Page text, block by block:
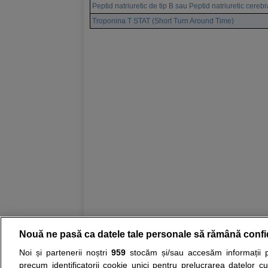
Peptid natriuretic de tip B sau Peptid natriuretic
Troponina T STAT (Short Turn Around Time)
Resurse: Autoevaluare simptome
Nouă ne pasă ca datele tale personale să rămână
Noi și partenerii noștri 959stocăm și/sau accesăm informații
precum identificatorii cookie unici pentru prelucrarea datelor